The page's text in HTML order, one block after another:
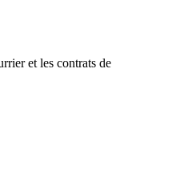
et les contrats de